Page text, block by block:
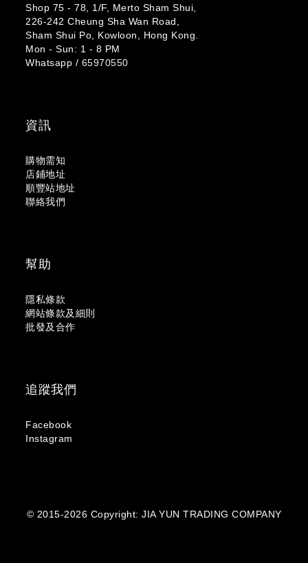
Shop 75 - 78, 1/F, Merto Sham Shui,
226-242 Cheung Sha Wan Road,
Sham Shui Po, Kowloon, Hong Kong.
Mon - Sun: 1 - 8 PM
Whatsapp / 65970550
資訊
購物需知
店鋪地址
順豐站地址
聯絡我們
幫助
隱私條款
網站條款及細則
批發及合作
追蹤我們
Facebook
Instagram
© 2015-2026 Copyright: JIA YUN TRADING COMPANY